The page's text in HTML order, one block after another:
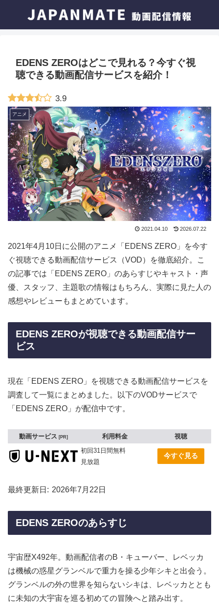
EDENS ZEROはどこで見れる？今すぐ視
聴できる動画配信サービスを紹介！
3.9
アニメ
2021.04.10 2026.07.22
2021年4月10日に公開のアニメ「EDENS ZERO」を今す
ぐ視聴できる動画配信サービス（VOD）を徹底紹介。こ
の記事では「EDENS ZERO」のあらすじやキャスト・声
優、スタッフ、主題歌の情報はもちろん、実際に見た人の
感想やレビューもまとめています。
EDENS ZEROが視聴できる動画配信サー
ビス
現在「EDENS ZERO」を視聴できる動画配信サービスを
調査して一覧にまとめました。以下のVODサービスで
「EDENS ZERO」が配信中です。
動画サービス PR 利用料金
視聴
初回31日間無料
見放題
今すぐ見る
最終更新日 2026年7月22日
EDENS ZEROのあらすじ
宇宙歴X492年。動画配信者のB・キューバー、レベッカ
は機械の惑星グランベルで重力を操る少年シキと出会う。
グランベルの外の世界を知らないシキは、レベッカととも
に未知の大宇宙を巡る初めての冒険へと踏み出す。